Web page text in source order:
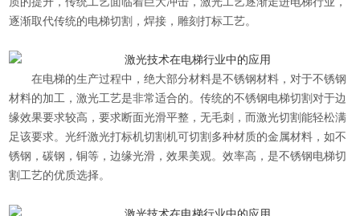
逐渐取代传统的电梯切割，焊接，雕刻打标工艺。
在电梯的生产过程中，绝大部分材料是不锈钢材料，对于不锈钢
材料的加工，激光工艺是非常适合的。传统的不锈钢电梯切割对于边
缘效果要求较高，要求断面光滑平整，无毛刺，而激光切割能轻松满
足该要求。光纤激光打标机切割机可切割多种材质的金属材料，如不
锈钢，碳钢，铜等，边缘光滑，效果美观。效率高，是不锈钢电梯切
割工艺的优质选择。